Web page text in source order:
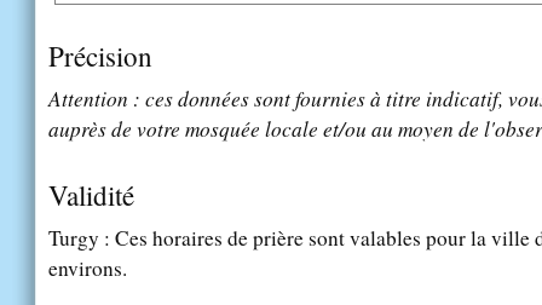
Précision
Attention : ces données sont fournies à titre indicatif,
auprès de votre mosquée locale et/ou au moyen de
Validité
Turgy : Ces horaires de prière sont valables pour la ville
environs.